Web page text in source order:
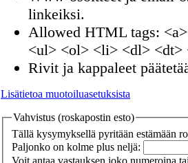
linkeiksi.
Allowed HTML tags:
<ul> <ol> <li> <dl> <dt>
Rivit ja kappaleet
Lisätietoa muotoiluasetuksista
Vahvistus (roskapostin esto)
Tällä kysymyksellä pyritään estämään
Paljonko on kolme plus neljä:
Voit antaa vastauksen joko numeroina